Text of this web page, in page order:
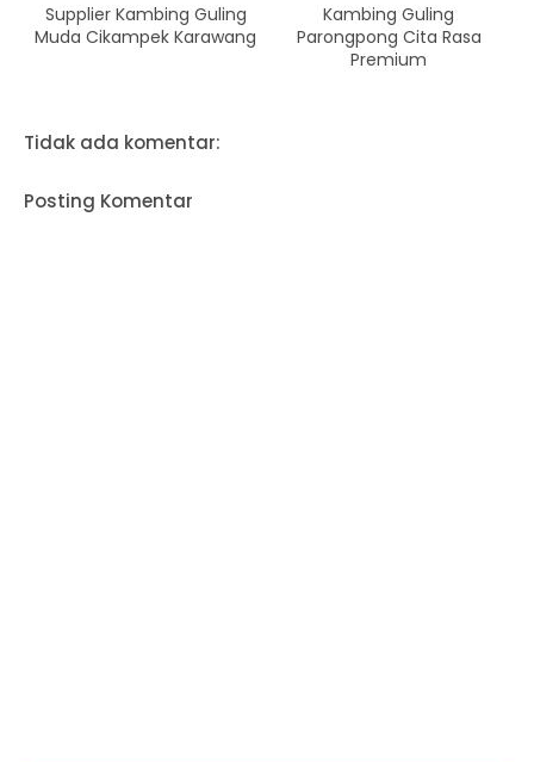
Supplier Kambing Guling
Muda Cikampek Karawang
Kambing Guling
Parongpong Cita Rasa
Premium
Tidak ada komentar:
Posting Komentar